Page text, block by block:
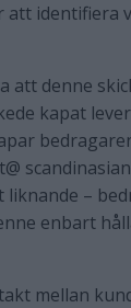
identifiera
att denne
kapat
–
enbart
mellan